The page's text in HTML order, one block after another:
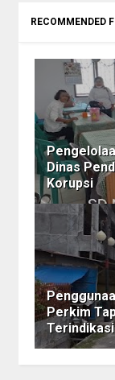
RECOMMENDED
Dinas
Korupsi
Perkim